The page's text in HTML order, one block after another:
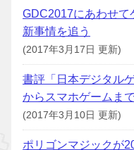
GDC2017にあわせて
新事情を追う
(2017年3月17日 更新)
書評「日本デジタル
からスマホゲームまで
(2017年3月10日 更新)
ポリゴンマジックが